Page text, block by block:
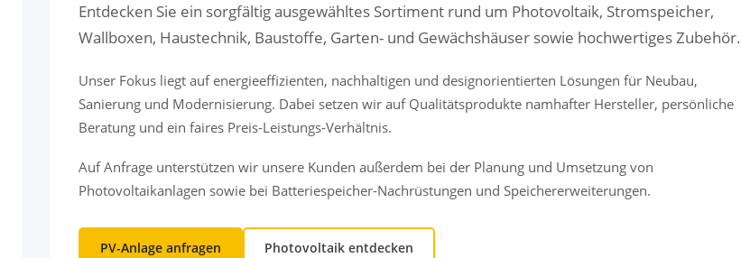
Entdecken Sie ein sorgfältig ausgewähltes Sortiment rund um Photovoltaik, Stromspeicher,
Wallboxen, Haustechnik, Baustoffe, Garten- und Gewächshäuser sowie hochwertiges Zubehör.
Unser Fokus liegt auf energieeffizienten, nachhaltigen und designorientierten Lösungen für Neubau,
Sanierung und Modernisierung. Dabei setzen wir auf Qualitätsprodukte namhafter Hersteller, persönliche
Beratung und ein faires Preis-Leistungs-Verhältnis.
Auf Anfrage unterstützen wir unsere Kunden außerdem bei der Planung und Umsetzung von
Photovoltaikanlagen sowie bei Batteriespeicher-Nachrüstungen und Speichererweiterungen.
PV-Anlage anfragen Photovoltaik entdecken